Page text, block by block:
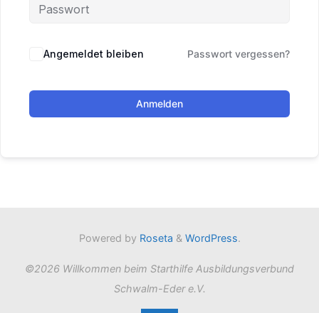
Angemeldet bleiben Passwort vergessen?
Anmelden
Powered byRoseta & WordPress.
©2026 Willkommen beim Starthilfe Ausbildungsverbund
Schwalm-Eder e.V.